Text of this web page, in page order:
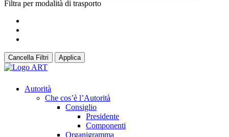
Filtra per modalità di trasporto
Cancella Filtri Applica
Autorità
Che cos’è l’Autorità
Consiglio
Presidente
Componenti
Organigramma